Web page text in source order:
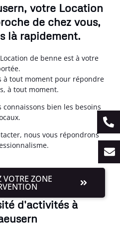
votre Location
de chez vous,
là rapidement.
de benne est à votre
à tout moment pour répondre
à tout moment.
connaissons bien les besoins
nous vous répondrons
VOTRE ZONE
d'activités à